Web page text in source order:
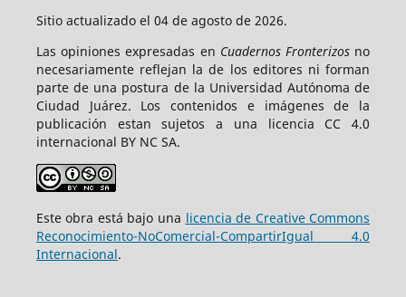
Sitio actualizado el 04 de agosto de 2026.
Las opiniones expresadas en Cuadernos Fronterizosno
necesariamente reflejan la de los editores ni forman
parte de una postura de la Universidad Autónoma de
Ciudad Juárez. Los contenidos e imágenes de la
publicación estan sujetos a una licencia CC 4.0
internacional BY NC SA.
Este obra está bajo una licencia de Creative Commons
Reconocimiento-NoComercial-CompartirIgual 4.0
Internacional.